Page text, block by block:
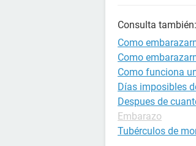
Consulta también:
Como
Como
Como funciona
Días imposibles
Despues de
Embarazo
Tubérculos de